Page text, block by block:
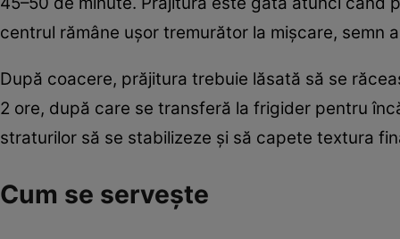
centrul rămâne ușor tremurător la mișcare, semn
După coacere, prăjitura trebuie lăsată să se
2 ore, după care se transferă la frigider pentru
straturilor să se stabilizeze și să capete textura
Cum se servește